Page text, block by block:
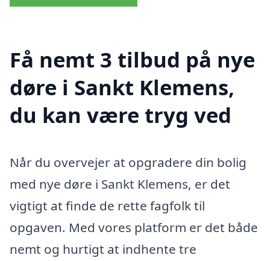
Få nemt 3 tilbud på nye
døre i Sankt Klemens,
du kan være tryg ved
Når du overvejer at opgradere din bolig
med nye døre i Sankt Klemens, er det
vigtigt at finde de rette fagfolk til
opgaven. Med vores platform er det både
nemt og hurtigt at indhente tre